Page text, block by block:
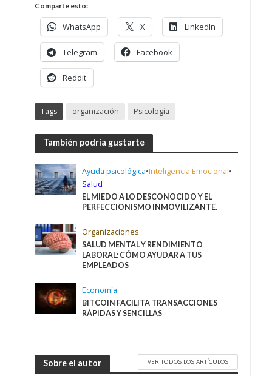
Comparte esto:
WhatsApp X LinkedIn
Telegram Facebook
Reddit
Tags organización Psicología
También podría gustarte
Ayuda psicológica•Inteligencia Emocional•
Salud
EL MIEDO A LO DESCONOCIDO Y EL
PERFECCIONISMO INMOVILIZANTE.
Organizaciones
SALUD MENTAL Y RENDIMIENTO
LABORAL: CÓMO AYUDAR A TUS
EMPLEADOS
Economía
BITCOIN FACILITA TRANSACCIONES
RÁPIDAS Y SENCILLAS
Sobre el autor VER TODOS LOS ARTÍCULOS